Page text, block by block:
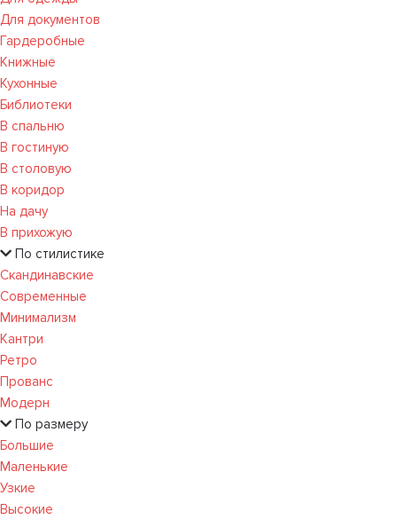
Для документов
Гардеробные
Книжные
Кухонные
Библиотеки
В спальню
В гостиную
В столовую
В коридор
На дачу
В прихожую
По стилистике
Скандинавские
Современные
Минимализм
Кантри
Ретро
Прованс
Модерн
По размеру
Большие
Маленькие
Узкие
Высокие